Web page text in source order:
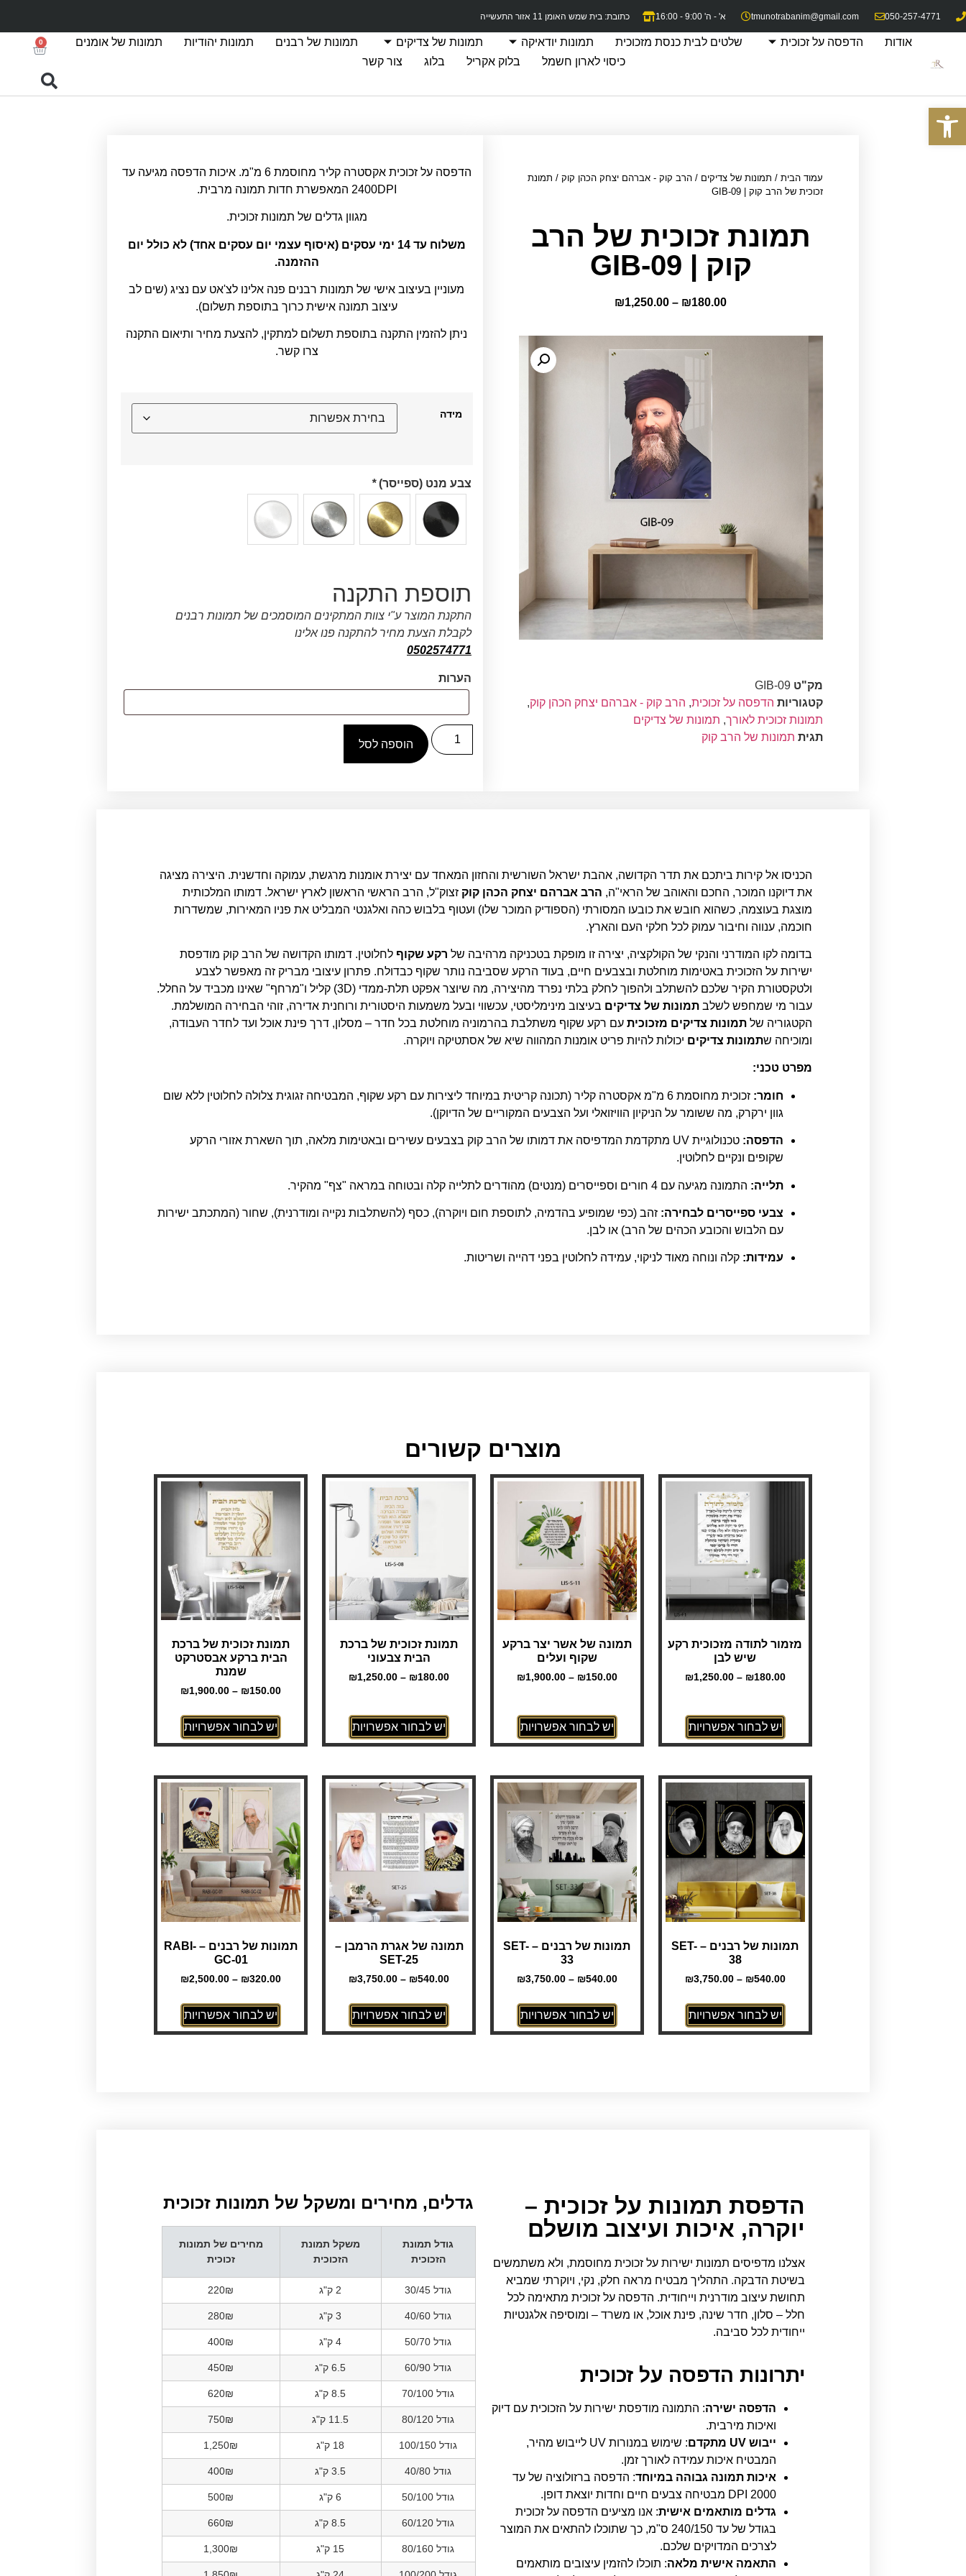
פתח סרגל נגישות
050-257-4771
tmunotrabanim@gmail.com א' - ה' 9:00 - 16:00 כתובת: בית שמש האומן 11 אזור התעשייה
אודות הדפסה על זכוכית שלטים לבית כנסת מזכוכית תמונות יודאיקה תמונות של צדיקים תמונות של רבנים תמונות יהודיות
תמונות של אומנים
כיסוי לארון חשמל
בלוק אקריל בלוג צור קשר
0
עמוד הבית / תמונות של צדיקים /הרב קוק - אברהם יצחק הכהן קוק / תמונת
זכוכית של הרב קוק | GIB-09
תמונת זכוכית של הרב
קוק | GIB-09
₪180.00
–
₪1,250.00
מק"טGIB-09
קטגוריות הדפסה על זכוכית, הרב קוק - אברהם יצחק הכהן קוק,
תמונות זכוכית לאורך, תמונות של צדיקים
תגית תמונות של הרב קוק
הדפסה על זכוכית אקסטרה קליר מחוסמת 6 מ"מ. איכות הדפסה מגיעה עד
2400DPI המאפשרת חדות תמונה מרבית.
מגוון גדלים של תמונות זכוכית.
משלוח עד 14 ימי עסקים (איסוף עצמי יום עסקים אחד) לא כולל יום
ההזמנה.
מעוניין בעיצוב אישי של תמונות רבנים פנה אלינו לצ'אט עם נציג (שים לב
עיצוב תמונה אישית כרוך בתוספת תשלום).
ניתן להזמין התקנה בתוספת תשלום למתקין, להצעת מחיר ותיאום התקנה
צרו קשר.
מידה
צבע מנט (ספייסר)*
תוספת התקנה
התקנת המוצר ע"י צוות המתקינים המוסמכים של תמונות רבנים
לקבלת הצעת מחיר להתקנה פנו אלינו
0502574771
הערות
הוספה לסל
הכניסו אל קירות ביתכם את תדר הקדושה, אהבת ישראל השורשית והחזון המאחד עם יצירת אומנות מרגשת, עמוקה וחדשנית. היצירה מציגה
את דיוקנו המוכר, החכם והאוהב של הראי"ה, הרב אברהם יצחק הכהן קוק זצוק"ל, הרב הראשי הראשון לארץ ישראל. דמותו המלכותית
מוצגת בעוצמה, כשהוא חובש את כובעו המסורתי (הספודיק המוכר שלו) ועטוף בלבוש כהה ואלגנטי המבליט את פניו המאירות, שמשדרות
חוכמה, ענווה וחיבור עמוק לכל חלקי העם והארץ.
בדומה לקו המודרני והנקי של הקולקציה, יצירה זו מופקת בטכניקה מרהיבה של רקע שקוף לחלוטין. דמותו הקדושה של הרב קוק מודפסת
ישירות על הזכוכית באטימות מוחלטת ובצבעים חיים, בעוד הרקע שסביבה נותר שקוף כבדולח. פתרון עיצובי מבריק זה מאפשר לצבע
ולטקסטורת הקיר שלכם להשתלב ולהפוך לחלק בלתי נפרד מהיצירה, מה שיוצר אפקט תלת-ממדי (3D) קליל ו"מרחף" שאינו מכביד על החלל.
עבור מי שמחפש לשלבתמונות של צדיקים בעיצוב מינימליסטי, עכשווי ובעל משמעות היסטורית ורוחנית אדירה, זוהי הבחירה המושלמת.
הקטגוריה שלתמונות צדיקים מזכוכית עם רקע שקוף משתלבת בהרמוניה מוחלטת בכל חדר – מסלון, דרך פינת אוכל ועד לחדר העבודה,
ומוכיחה שתמונות צדיקים יכולות להיות פריט אומנות המהווה שיא של אסתטיקה ויוקרה.
מפרט טכני:
חומר:
זכוכית מחוסמת 6 מ"מ אקסטרה קליר (תכונה קריטית במיוחד ליצירות עם רקע שקוף, המבטיחה זגוגית צלולה לחלוטין ללא שום
גוון ירקרק, מה ששומר על הניקיון הוויזואלי ועל הצבעים המקוריים של הדיוקן).
הדפסה:
טכנולוגיית UV מתקדמת המדפיסה את דמותו של הרב קוק בצבעים עשירים ובאטימות מלאה, תוך השארת אזורי הרקע
שקופים ונקיים לחלוטין.
תלייה: התמונה מגיעה עם 4 חורים וספייסרים (מנטים) מהודרים לתלייה קלה ובטוחה במראה "צף" מהקיר.
צבעי ספייסרים לבחירה: זהב (כפי שמופיע בהדמיה, לתוספת חום ויוקרה), כסף (להשתלבות נקייה ומודרנית), שחור (המתכתב ישירות
עם הלבוש והכובע הכהים של הרב) או לבן.
עמידות: קלה ונוחה מאוד לניקוי, עמידה לחלוטין בפני דהייה ושריטות.
מוצרים קשורים
מזמור לתודה מזכוכית רקע
שיש לבן
₪180.00
–
₪1,250.00
יש לבחור אפשרויות
תמונה של אשר יצר ברקע
שקוף ועלים
₪150.00
–
₪1,900.00
יש לבחור אפשרויות
תמונת זכוכית של ברכת
הבית צבעוני
₪180.00
–
₪1,250.00
יש לבחור אפשרויות
תמונת זכוכית של ברכת
הבית ברקע אבסטרקט
שמנת
₪150.00
–
₪1,900.00
יש לבחור אפשרויות
תמונות של רבנים – SET-
38
₪540.00
–
₪3,750.00
יש לבחור אפשרויות
תמונות של רבנים – SET-
33
₪540.00
–
₪3,750.00
יש לבחור אפשרויות
תמונה של אגרת הרמבן –
SET-25
₪540.00
–
₪3,750.00
יש לבחור אפשרויות
תמונות של רבנים – RABI-
GC-01
₪320.00
–
₪2,500.00
יש לבחור אפשרויות
הדפסת תמונות על זכוכית –
יוקרה, איכות ועיצוב מושלם
אצלנו מדפיסים תמונות ישירות על זכוכית מחוסמת, ולא משתמשים
בשיטת הדבקה. התהליך מבטיח מראה חלק, נקי, ויוקרתי שמביא
תחושת עיצוב מודרנית וייחודית. הדפסה על זכוכית מתאימה לכל
חלל – סלון, חדר שינה, פינת אוכל, או משרד – ומוסיפה אלגנטיות
ייחודית לכל סביבה.
יתרונות הדפסה על זכוכית
הדפסה ישירה: התמונה מודפסת ישירות על הזכוכית עם דיוק
ואיכות מירבית.
ייבוש UV מתקדם
: שימוש במנורות UV לייבוש מהיר,
המבטיח איכות עמידה לאורך זמן.
איכות תמונה גבוהה במיוחד: הדפסה ברזולוציה של עד
2000 DPI מבטיחה צבעים חיים וחדות יוצאת דופן.
גדלים מותאמים אישית: אנו מציעים הדפסה על זכוכית
בגודל של עד 240/150 ס"מ, כך שתוכלו להתאים את המוצר
לצרכים המדויקים שלכם.
התאמה אישית מלאה: תוכלו להזמין עיצובים מותאמים
גדלים, מחירים ומשקל של תמונות זכוכית​
גודל תמונת
הזכוכית
משקל תמונת
הזכוכית
מחירים של תמונות
זכוכית
גודל 30/45 2 ק"ג 220₪
גודל 40/60 3 ק"ג 280₪
גודל 50/70 4 ק"ג 400₪
גודל 60/90 6.5 ק"ג 450₪
גודל 70/100 8.5 ק"ג 620₪
גודל 80/120 11.5 ק"ג 750₪
גודל 100/150 18 ק"ג 1,250₪
גודל 40/80 3.5 ק"ג 400₪
גודל 50/100 6 ק"ג 500₪
גודל 60/120 8.5 ק"ג 660₪
גודל 80/160 15 ק"ג 1,300₪